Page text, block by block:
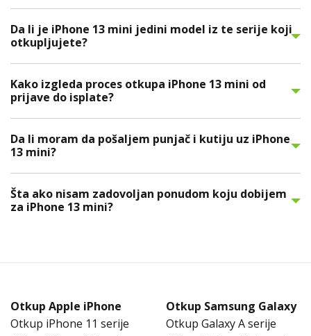
Da li je iPhone 13 mini jedini model iz te serije koji
otkupljujete?
Kako izgleda proces otkupa iPhone 13 mini od
prijave do isplate?
Da li moram da pošaljem punjač i kutiju uz iPhone
13 mini?
Šta ako nisam zadovoljan ponudom koju dobijem
za iPhone 13 mini?
Otkup Apple iPhone
Otkup iPhone 11 serije
Otkup Samsung Galaxy
Otkup Galaxy A serije